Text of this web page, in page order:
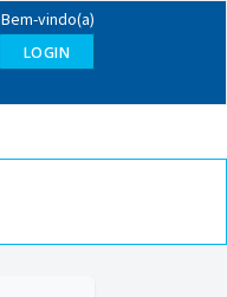
Bem-vindo(a)
LOGIN